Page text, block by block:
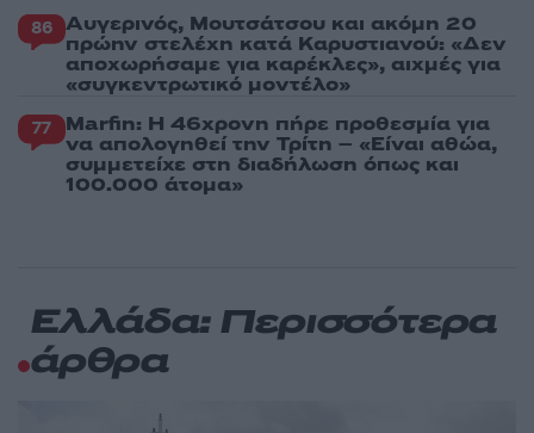
86 Αυγερινός, Μουτσάτσου και ακόμη 20
πρώην στελέχη κατά Καρυστιανού: «Δεν
αποχωρήσαμε για καρέκλες», αιχμές για
«συγκεντρωτικό μοντέλο»
77 Marfin: Η 46χρονη πήρε προθεσμία για
να απολογηθεί την Τρίτη – «Είναι αθώα,
συμμετείχε στη διαδήλωση όπως και
100.000 άτομα»
Ελλάδα: Περισσότερα
άρθρα